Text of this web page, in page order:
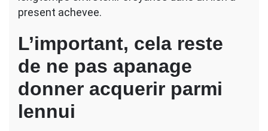
present achevee.
L’important, cela reste
de ne pas apanage
donner acquerir parmi
lennui